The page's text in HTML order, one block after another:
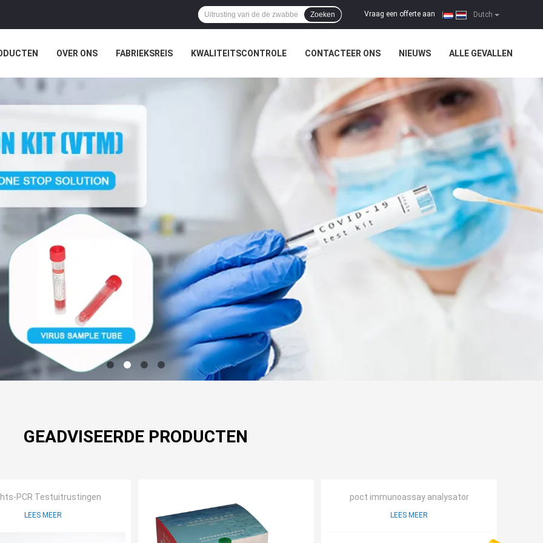
Dutch
Vraag een offerte aan
Zoeken
OVER ONS FABRIEKSREIS KWALITEITSCONTROLE CONTACTEER ONS NIEUWS ALLE GEVALLEN
GEADVISEERDE PRODUCTEN
PCR Testuitrustingen
LEES MEER
poct immunoassay analysator
LEES MEER